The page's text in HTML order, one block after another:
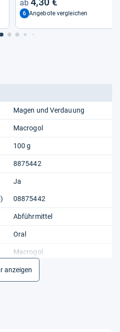
gleich­ge­wicht • 100% Vegan •
Reco­very Drink • Mit Oran­gen­
6 Angebote vergleichen
Magen und Verdauung
Macrogol
100 g
8875442
Ja
08875442
Abführmittel
Oral
Macrogol
anzeigen